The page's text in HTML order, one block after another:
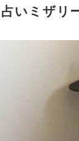
占いミザリ